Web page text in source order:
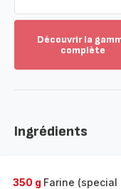
Découvrir la
complète
gamme
Ingrédients
350 g Farine (special